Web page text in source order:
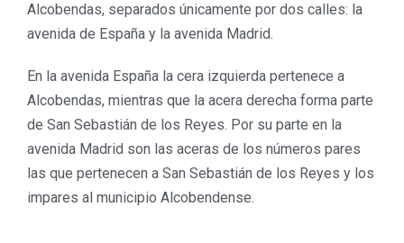
Alcobendas, separados únicamente por dos calles: la
avenida de España y la avenida Madrid.
En la avenida España la cera izquierda pertenece a
Alcobendas, mientras que la acera derecha forma parte
de San Sebastián de los Reyes. Por su parte en la
avenida Madrid son las aceras de los números pares
las que pertenecen a San Sebastián de los Reyes y los
impares al municipio Alcobendense.